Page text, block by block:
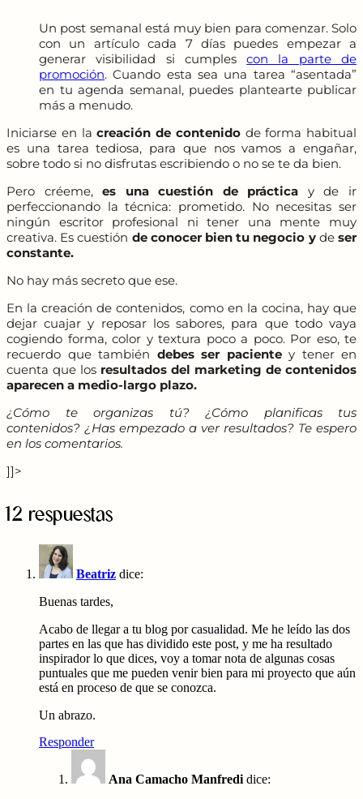
Un post semanal está muy bien para comenzar. Solo
con un artículo cada 7 días puedes empezar a
generar visibilidad si cumplescon la parte de
promoción. Cuando esta sea una tarea “asentada”
en tu agenda semanal, puedes plantearte publicar
más a menudo.
Iniciarse en lacreación de contenidode forma habitual
es una tarea tediosa, para que nos vamos a engañar,
sobre todo si no disfrutas escribiendo o no se te da bien.
Pero créeme,es una cuestión de práctica y de ir
perfeccionando la técnica: prometido. No necesitas ser
ningún escritor profesional ni tener una mente muy
creativa. Es cuestión de conocer bien tu negocio ydeser
constante.
No hay más secreto que ese.
En la creación de contenidos, como en la cocina, hay que
dejar cuajar y reposar los sabores, para que todo vaya
cogiendo forma, color y textura poco a poco. Por eso, te
recuerdo que también debes ser pacientey tener en
cuenta que los resultados del marketing de contenidos
aparecen a medio-largo plazo.
¿Cómo te organizas tú? ¿Cómo planificas tus
contenidos? ¿Has empezado a ver resultados? Te espero
en los comentarios.
]]>
12 respuestas
Beatriz dice:
Buenas tardes,
Acabo de llegar a tu blog por casualidad. Me he leído las dos
partes en las que has dividido este post, y me ha resultado
inspirador lo que dices, voy a tomar nota de algunas cosas
puntuales que me pueden venir bien para mi proyecto que aún
está en proceso de que se conozca.
Un abrazo.
Responder
Ana Camacho Manfredi dice: